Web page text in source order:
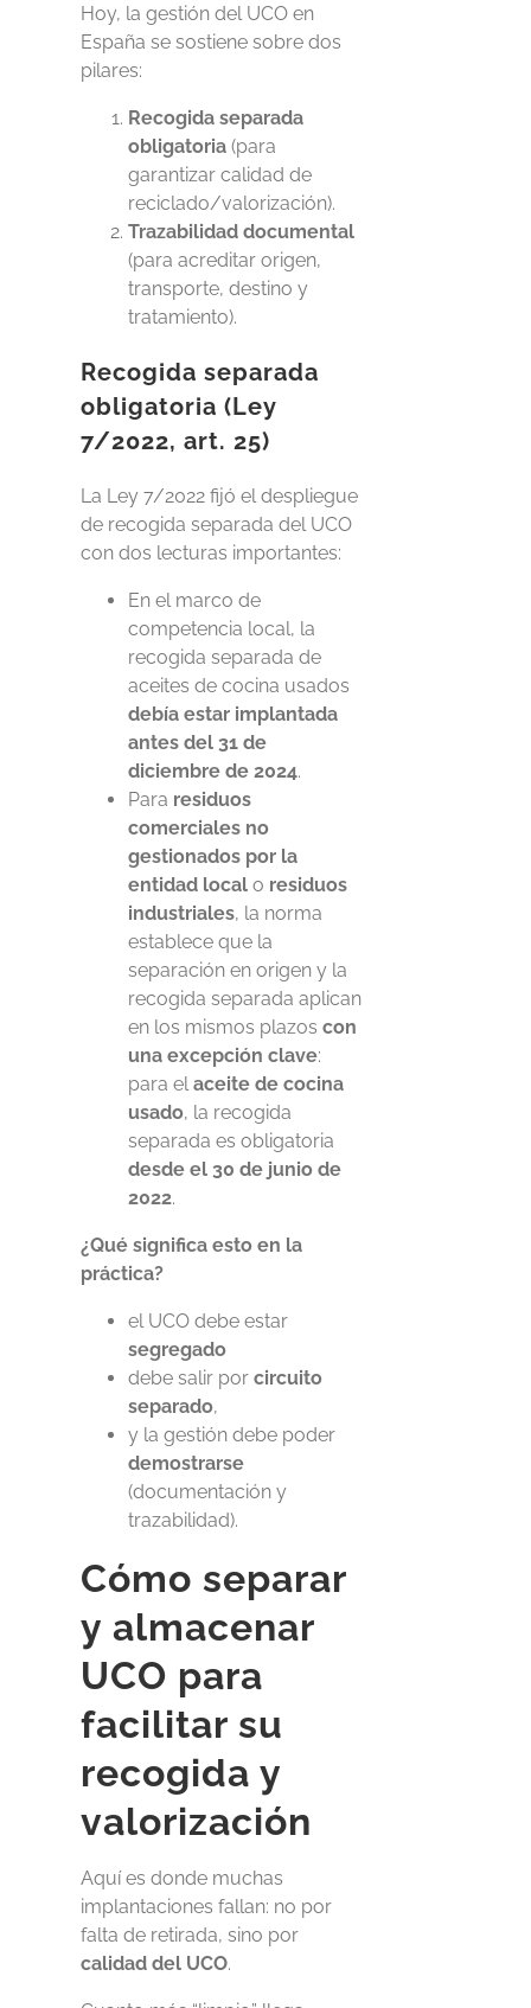
Hoy, la gestión del UCO en
España se sostiene sobre dos
pilares:
Recogida separada
obligatoria(para
garantizar calidad de
reciclado/valorización).
Trazabilidad documental
(para acreditar origen,
transporte, destino y
tratamiento).
Recogida separada
obligatoria (Ley
7/2022, art. 25)
La Ley 7/2022 fijó el despliegue
de recogida separada del UCO
con dos lecturas importantes:
En el marco de
competencia local, la
recogida separada de
aceites de cocina usados
debía estar implantada
antes del 31 de
diciembre de 2024.
Para residuos
comerciales no
gestionados por la
entidad localo residuos
industriales, la norma
establece que la
separación en origen y la
recogida separada aplican
en los mismos plazos con
una excepción clave:
para el aceite de cocina
usado, la recogida
separada es obligatoria
desde el 30 de junio de
2022.
¿Qué significa esto en la
práctica?
el UCO debe estar
segregado
debe salir por circuito
separado,
y la gestión debe poder
demostrarse
(documentación y
trazabilidad).
Cómo separar
y almacenar
UCO para
facilitar su
recogida y
valorización
Aquí es donde muchas
implantaciones fallan: no por
falta de retirada, sino por
calidad del UCO.